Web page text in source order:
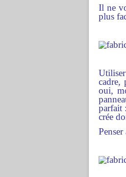
Il ne
plus
cadre,
oui,
parfait
crée